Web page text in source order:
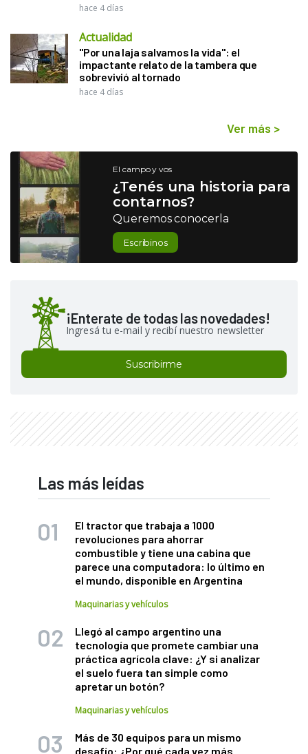
hace 4 días
Actualidad
"Por una laja salvamos la vida": el
impactante relato de la tambera que
sobrevivió al tornado
hace 4 días
Ver más >
El campo y vos
¿Tenés una historia para
contarnos?
Queremos conocerla
Escribinos
¡Enterate de todas las novedades!
Ingresá tu e-mail y recibí nuestro newsletter
Suscribirme
Las más leídas
El tractor que trabaja a 1000
revoluciones para ahorrar
combustible y tiene una cabina que
parece una computadora: lo último en
el mundo, disponible en Argentina
Maquinarias y vehículos
Llegó al campo argentino una
tecnología que promete cambiar una
práctica agrícola clave: ¿Y si analizar
el suelo fuera tan simple como
apretar un botón?
Maquinarias y vehículos
Más de 30 equipos para un mismo
desafío: ¿Por qué cada vez más